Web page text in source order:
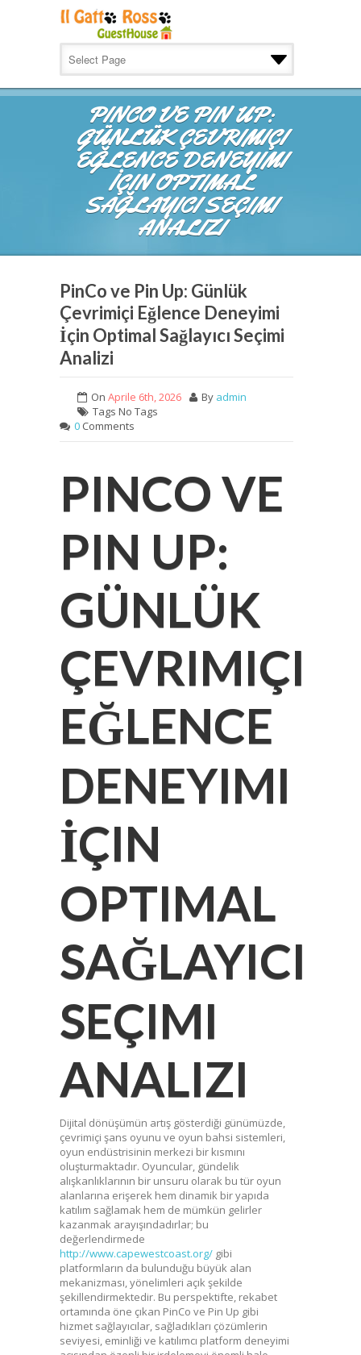
PINCO VE PIN UP:
GÜNLÜK ÇEVRIMIÇI
EĞLENCE DENEYIMI
İÇIN OPTIMAL
SAĞLAYICI SEÇIMI
ANALIZI
PinCo ve Pin Up: Günlük
Çevrimiçi Eğlence Deneyimi
İçin Optimal Sağlayıcı Seçimi
Analizi
OnAprile 6th, 2026 By admin
Tags No Tags
0 Comments
PINCO VE
PIN UP:
GÜNLÜK
ÇEVRIMIÇI
EĞLENCE
DENEYIMI
İÇIN
OPTIMAL
SAĞLAYICI
SEÇIMI
ANALIZI
Dijital dönüşümün artış gösterdiği günümüzde,
çevrimiçi şans oyunu ve oyun bahsi sistemleri,
oyun endüstrisinin merkezi bir kısmını
oluşturmaktadır. Oyuncular, gündelik
alışkanlıklarının bir unsuru olarak bu tür oyun
alanlarına erişerek hem dinamik bir yapıda
katılım sağlamak hem de mümkün gelirler
kazanmak arayışındadırlar; bu
değerlendirmede
http://www.capewestcoast.org/ gibi
platformların da bulunduğu büyük alan
mekanizması, yönelimleri açık şekilde
şekillendirmektedir. Bu perspektifte, rekabet
ortamında öne çıkan PinCo ve Pin Up gibi
hizmet sağlayıcılar, sağladıkları çözümlerin
seviyesi, eminliği ve katılımcı platform deneyimi